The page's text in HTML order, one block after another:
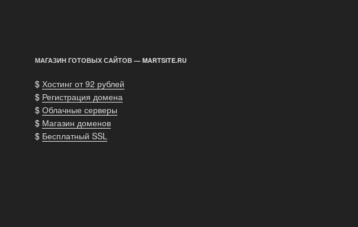
МАГАЗИН ГОТОВЫХ САЙТОВ — MARTSITE.RU
$ Хостинг от 92 рублей
$ Регистрация домена
$ Облачные серверы
$ Магазин доменов
$ Бесплатный SSL